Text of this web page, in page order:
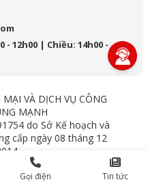
12h00 | Chiều: 14h00 -
VÀ DỊCH VỤ CÔNG
MẠNH
do Sở Kế hoạch và
cấp ngày 08 tháng 12
- Hải Phòng
Gọi điện Tin tức